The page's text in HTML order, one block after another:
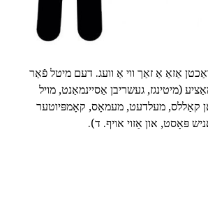
אַזאַ אַ זאַך ווי אַ וועג. דעם מיטל פֿאַר
(מיטינגז, געשריבן אַסיינמאַנט, מויל
קאַללס, מעלדעט, מעמאָס, קאָמפּיוטער
פּאָסט, און אַזוי אויף. ד).